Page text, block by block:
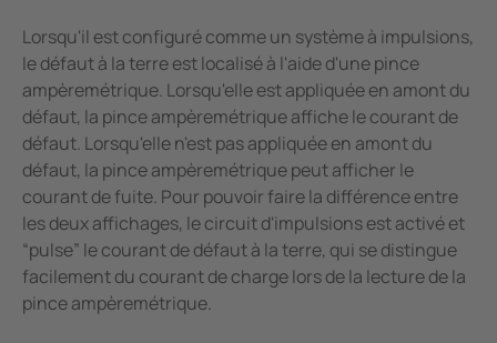
Lorsqu'il est configuré comme un système à impulsions,
le défaut à la terre est localisé à l'aide d'une pince
ampèremétrique. Lorsqu'elle est appliquée en amont du
défaut, la pince ampèremétrique affiche le courant de
défaut. Lorsqu'elle n'est pas appliquée en amont du
défaut, la pince ampèremétrique peut afficher le
courant de fuite. Pour pouvoir faire la différence entre
les deux affichages, le circuit d'impulsions est activé et
“pulse” le courant de défaut à la terre, qui se distingue
facilement du courant de charge lors de la lecture de la
pince ampèremétrique.